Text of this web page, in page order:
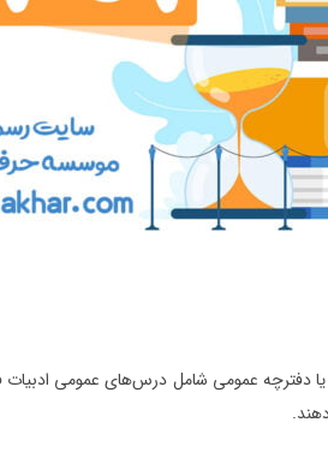
باید در کنکور انسانی به سوالات دو دفترچه عمومی و تخصصی پاسخ دهند.